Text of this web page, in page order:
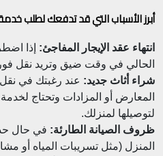
أبرز الأسباب التي قد تدفعك لطلب
انتهاء عقد الإيجار المفاجئ: إذا
الحالي في وقت ضيق وتريد نقل
شراء أثاث جديد: عند رغبتك في
المعارض أو المزادات وتحتاج
لتوصيلها لمنزلك.
ظروف الصيانة الطارئة: في حال
المنزل (مثل تسريبات المياه أو